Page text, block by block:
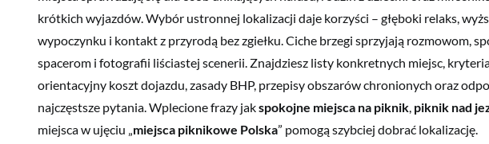
krótkich wyjazdów. Wybór ustronnej lokalizacji daje korzyści – głęboki relaks,
wypoczynku i kontakt z przyrodą bez zgiełku. Ciche brzegi sprzyjają rozmowom,
spacerom i fotografii liściastej scenerii. Znajdziesz listy konkretnych miejsc,
orientacyjny koszt dojazdu, zasady BHP, przepisy obszarów chronionych oraz
najczęstsze pytania. Wplecione frazy jakspokojne miejsca na piknik, piknik nad
miejsca w ujęciu „miejsca piknikowe Polska” pomogą szybciej dobrać lokalizację.